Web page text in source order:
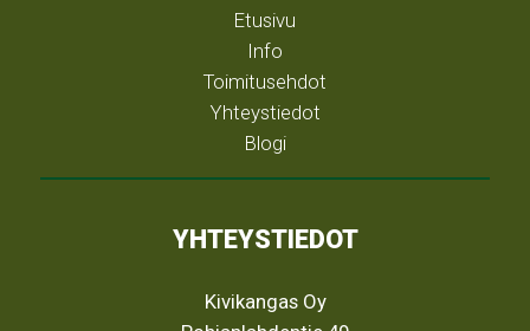
Etusivu
Info
Toimitusehdot
Yhteystiedot
Blogi
YHTEYSTIEDOT
Kivikangas Oy